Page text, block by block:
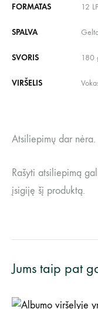
FORMATAS 12 LP
SPALVA
SVORIS 180
VIRŠELIS
Atsiliepimų dar nėra.
Rašyti atsiliepimą
įsigiję šį produktą.
Jums taip pat